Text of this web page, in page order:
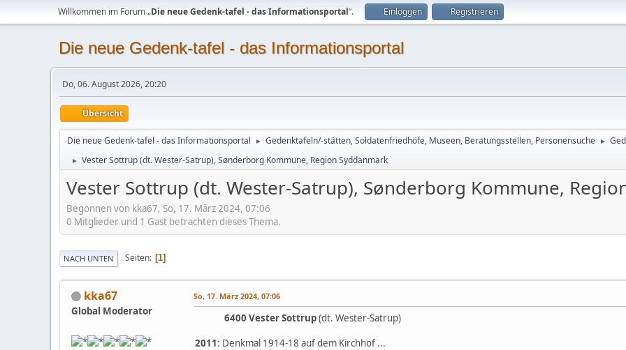
Willkommen im Forum „Die neue Gedenk-tafel - das Informationsportal“. Einloggen Registrieren
Die neue Gedenk-tafel - das Informationsportal
Do, 06. August 2026, 20:20
Übersicht
Die neue Gedenk-tafel - das Informationsportal ► Gedenktafeln/-stätten, Soldatenfriedhöfe, Museen, Beratungsstellen, Personensuche ►
► Vester Sottrup (dt. Wester-Satrup), Sønderborg Kommune, Region Syddanmark
Vester Sottrup (dt. Wester-Satrup), Sønderborg Kommune,
Begonnen von kka67, So, 17. März 2024, 07:06
0 Mitglieder und 1 Gast betrachten dieses Thema.
NACH UNTEN Seiten 1
kka67
Global Moderator
So, 17. März 2024, 07:06
6400 Vester Sottrup(dt. Wester-Satrup)
2011: Denkmal 1914-18 auf dem Kirchhof ...